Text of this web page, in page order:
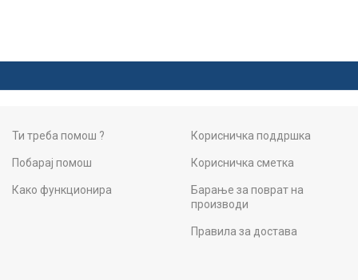
Ти треба помош ?
Побарај помош
Како функционира
Корисничка поддршка
Корисничка сметка
Барање за поврат на
производи
Правила за достава